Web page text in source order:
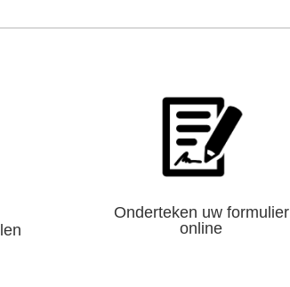
Onderteken uw formulier
online